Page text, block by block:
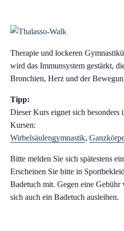
Therapie und lockeren
wird das Immunsystem gestärkt,
Bronchien, Herz und der
Tipp:
Dieser Kurs eignet sich
Kursen:
Wirbelsäulengymnastik,
Bitte melden Sie sich spätestens
Erscheinen Sie bitte in
Badetuch mit. Gegen eine
sich auch ein Badetuch ausleihen.